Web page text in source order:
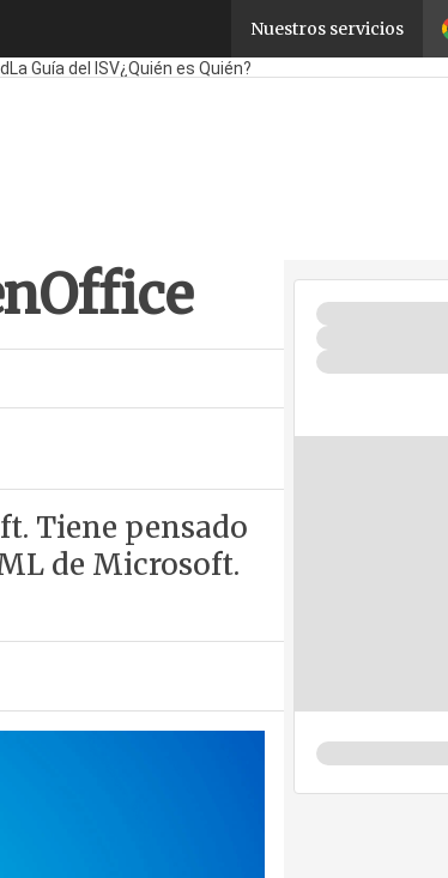
Nuestros servicios
CorporateRetailCloudMovilidad
La Guía del ISV¿Quién es Quién?
Tiene pensado
de Microsoft.